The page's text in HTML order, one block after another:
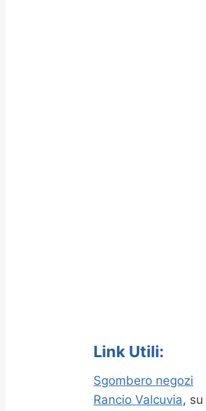
Link Utili:
Sgombero negozi
Rancio Valcuvia, su